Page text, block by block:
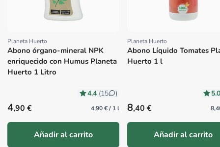
Proveedor:
Planeta Huerto
Abono órgano-mineral NPK
enriquecido con Humus Planeta
Huerto 1 Litro
4.4 (15 )
Precio habitual
4,90 € 4,90 € / 1 l
Añadir al carrito
Proveedor:
Planeta Huerto
Abono Líquido Tomates
Huerto 1 l
Precio habitual
8,40 €
Añadir al carrito